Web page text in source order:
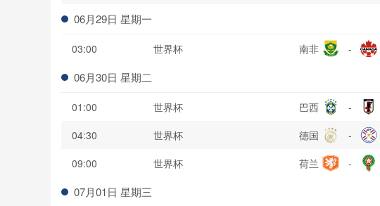
06月29日 星期一
03:00 世界杯 南非 -
06月30日 星期二
01:00 世界杯 巴西 -
04:30
世界杯 德国 -
09:00
世界杯 荷兰 -
07月01日 星期三